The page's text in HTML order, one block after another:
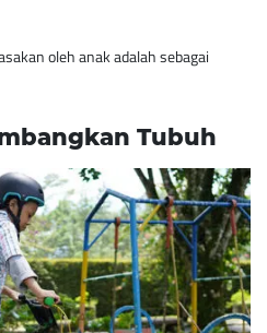
oleh anak adalah sebagai
Tubuh